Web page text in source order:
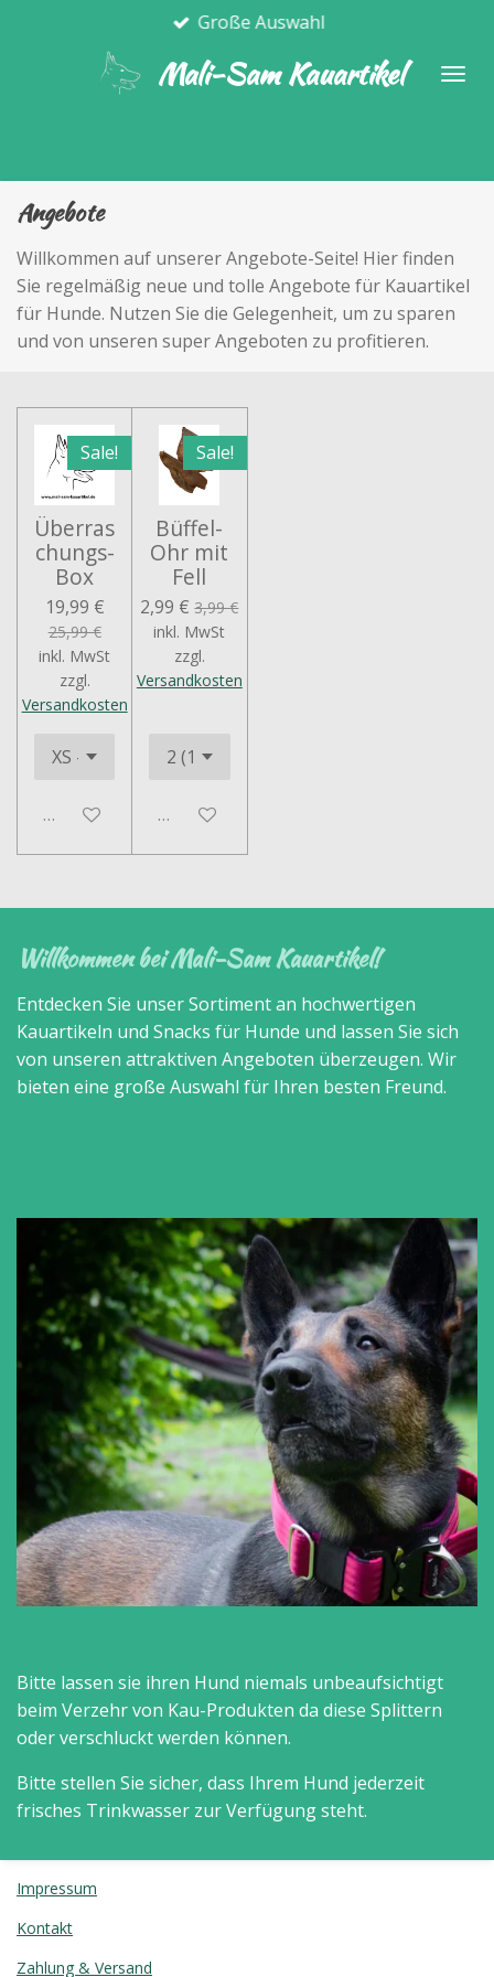
Mali-Sam Kauartikel
Große Auswahl
Angebote
Willkommen auf unserer Angebote-Seite! Hier finden
Sie regelmäßig neue und tolle Angebote für Kauartikel
für Hunde. Nutzen Sie die Gelegenheit, um zu sparen
und von unseren super Angeboten zu profitieren.
Sale!
Überras
chungs-
Box
19,99 €
25,99 €
inkl. MwSt
zzgl.
Versandkosten
Deaktiviert
Sale!
Büffel-
Ohr mit
Fell
2,99 € 3,99 €
inkl. MwSt
zzgl.
Versandkosten
Deaktiviert
Willkommen bei Mali-Sam Kauartikel!
Entdecken Sie unser Sortiment an hochwertigen
Kauartikeln und Snacks für Hunde und lassen Sie sich
von unseren attraktiven Angeboten überzeugen. Wir
bieten eine große Auswahl für Ihren besten Freund.
Bitte lassen sie ihren Hund niemals unbeaufsichtigt
beim Verzehr von Kau-Produkten da diese Splittern
oder verschluckt werden können.
Bitte stellen Sie sicher, dass Ihrem Hund jederzeit
frisches Trinkwasser zur Verfügung steht.
Impressum
Kontakt
Zahlung & Versand